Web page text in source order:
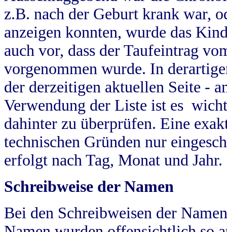
z.B. nach der Geburt krank war,
anzeigen konnten, wurde das
auch vor, dass der Taufeintrag
vorgenommen wurde. In
der derzeitigen aktuellen Seite -
Verwendung der Liste ist es
dahinter zu überprüfen. Eine
technischen Gründen nur
erfolgt nach Tag, Monat und Jahr.
Schreibweise der Namen
Bei den Schreibweisen der